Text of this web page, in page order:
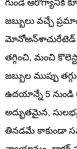
గుండె ఆరోగ్యానికి
జబ్బులు వచ్చే
మోనోఅన్‌శాచురేటెడ్
తగ్గించి, మంచి
జబ్బుల ముప్పు
ఉదయాన్నే 5 నుండి
అద్భుతమైన,
తినడమే కాకుండా